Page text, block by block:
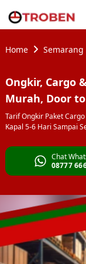
Home Semarang
Ongkir, Cargo
Murah, Door
Tarif Ongkir Paket
Kapal 5-6 Hari Sampai
Chat
08777